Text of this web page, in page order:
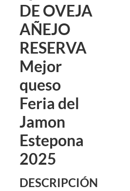
DE OVEJA
AÑEJO
RESERVA
Mejor
queso
Feria del
Jamon
Estepona
2025
DESCRIPCIÓN